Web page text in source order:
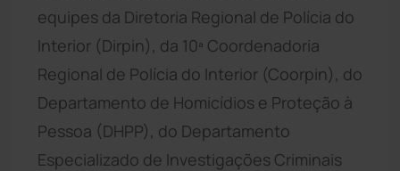
equipes da Diretoria Regional de Polícia do
Interior (Dirpin), da 10ª Coordenadoria
Regional de Polícia do Interior (Coorpin), do
Departamento de Homicídios e Proteção à
Pessoa (DHPP), do Departamento
Especializado de Investigações Criminais